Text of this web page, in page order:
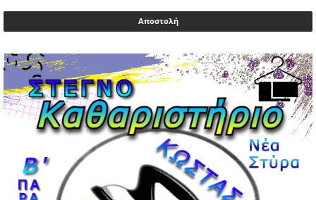
και Ολυμπιακού
02/05/2026 | 20:28
Περιστέρι: Ένταση μεταξύ ανηλίκων άφησε δύο
15χρονους τραυματίες
02/05/2026 | 18:56
Ηνωμένα Αραβικά Εμιράτα: Αίρουν τους περιορισμούς
στον εναέριο χώρο
02/05/2026 | 17:16